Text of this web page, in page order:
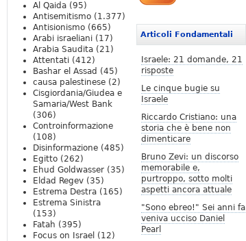
Articoli Fondamentali
Israele: 21 domande, 21
risposte
Le cinque bugie su
Israele
Riccardo Cristiano: una
storia che è bene non
dimenticare
Bruno Zevi: un discorso
memorabile e,
purtroppo, sotto molti
aspetti ancora attuale
"Sono ebreo!" Sei anni fa
veniva ucciso Daniel
Pearl
Al Qaida (95)
Antisemitismo (1.377)
Antisionismo (665)
Arabi israeliani (17)
Arabia Saudita (21)
Attentati (412)
Bashar el Assad (45)
causa palestinese (2)
Cisgiordania/Giudea e
Samaria/West Bank
(306)
Controinformazione
(108)
Disinformazione (485)
Egitto (262)
Ehud Goldwasser (35)
Eldad Regev (35)
Estrema Destra (165)
Estrema Sinistra
(153)
Fatah (395)
Focus on Israel (12)